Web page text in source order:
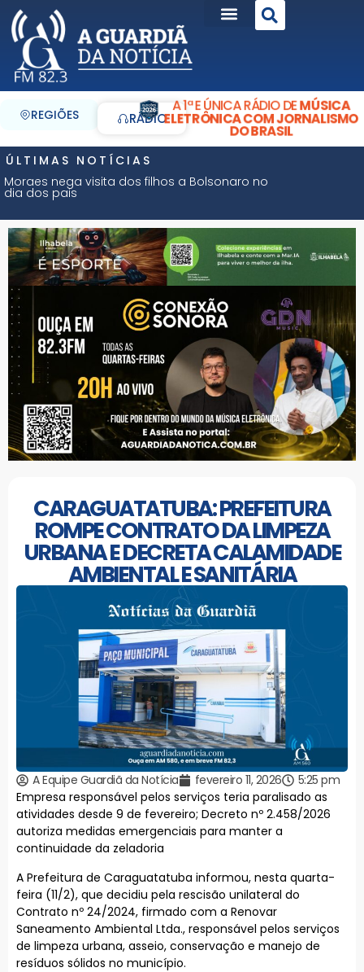
REGIÕES RÁDIO
A 1ª E ÚNICA RÁDIO DEMÚSICA
ELETRÔNICA COM JORNALISMO
DO BRASIL
ÚLTIMAS NOTÍCIAS
Moraes nega visita dos filhos a Bolsonaro no
dia dos pais
CARAGUATATUBA: PREFEITURA
ROMPE CONTRATO DA LIMPEZA
URBANA E DECRETA CALAMIDADE
AMBIENTAL E SANITÁRIA
A Equipe Guardiã da Notícia fevereiro 11, 2026
5:25 pm
Empresa responsável pelos serviços teria paralisado as
atividades desde 9 de fevereiro; Decreto nº 2.458/2026
autoriza medidas emergenciais para manter a
continuidade da zeladoria
A Prefeitura de Caraguatatuba informou, nesta quarta-
feira (11/2), que decidiu pela rescisão unilateral do
Contrato nº 24/2024, firmado com a Renovar
Saneamento Ambiental Ltda., responsável pelos serviços
de limpeza urbana, asseio, conservação e manejo de
resíduos sólidos no município.